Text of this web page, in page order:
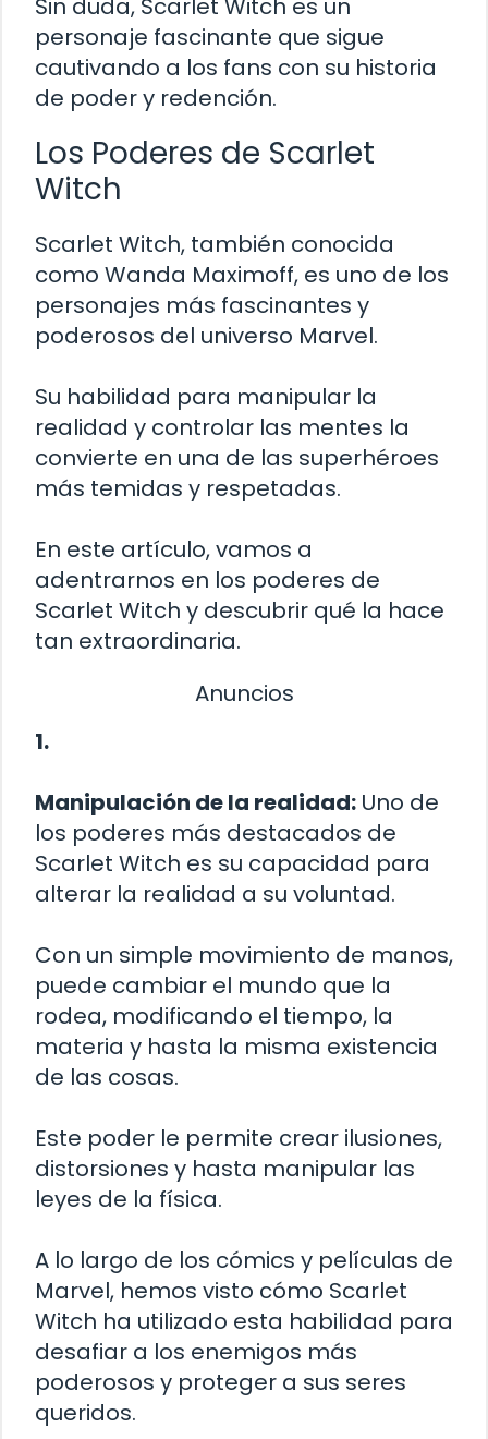
Sin duda, Scarlet Witch es un
personaje fascinante que sigue
cautivando a los fans con su historia
de poder y redención.
Los Poderes de Scarlet
Witch
Scarlet Witch, también conocida
como Wanda Maximoff, es uno de los
personajes más fascinantes y
poderosos del universo Marvel.
Su habilidad para manipular la
realidad y controlar las mentes la
convierte en una de las superhéroes
más temidas y respetadas.
En este artículo, vamos a
adentrarnos en los poderes de
Scarlet Witch y descubrir qué la hace
tan extraordinaria.
Anuncios
1.
Manipulación de la realidad: Uno de
los poderes más destacados de
Scarlet Witch es su capacidad para
alterar la realidad a su voluntad.
Con un simple movimiento de manos,
puede cambiar el mundo que la
rodea, modificando el tiempo, la
materia y hasta la misma existencia
de las cosas.
Este poder le permite crear ilusiones,
distorsiones y hasta manipular las
leyes de la física.
A lo largo de los cómics y películas de
Marvel, hemos visto cómo Scarlet
Witch ha utilizado esta habilidad para
desafiar a los enemigos más
poderosos y proteger a sus seres
queridos.